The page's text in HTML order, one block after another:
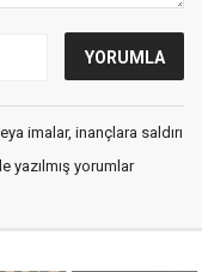
imalar, inançlara saldırı
yazılmış yorumlar